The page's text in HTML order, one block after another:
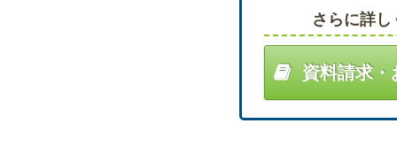
さらに詳
資料請求・